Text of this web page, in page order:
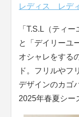
レディス レデ
「T.S.L（ティ
と「デイリーユ
オシャレをする
ド。フリルやフ
デザインのカゴ
2025年春夏シー